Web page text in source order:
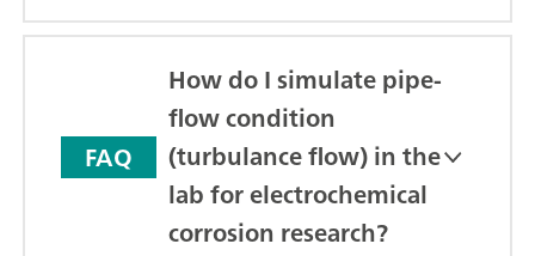
FAQ
How do I simulate pipe-
flow condition
(turbulance flow) in the
lab for electrochemical
corrosion research?